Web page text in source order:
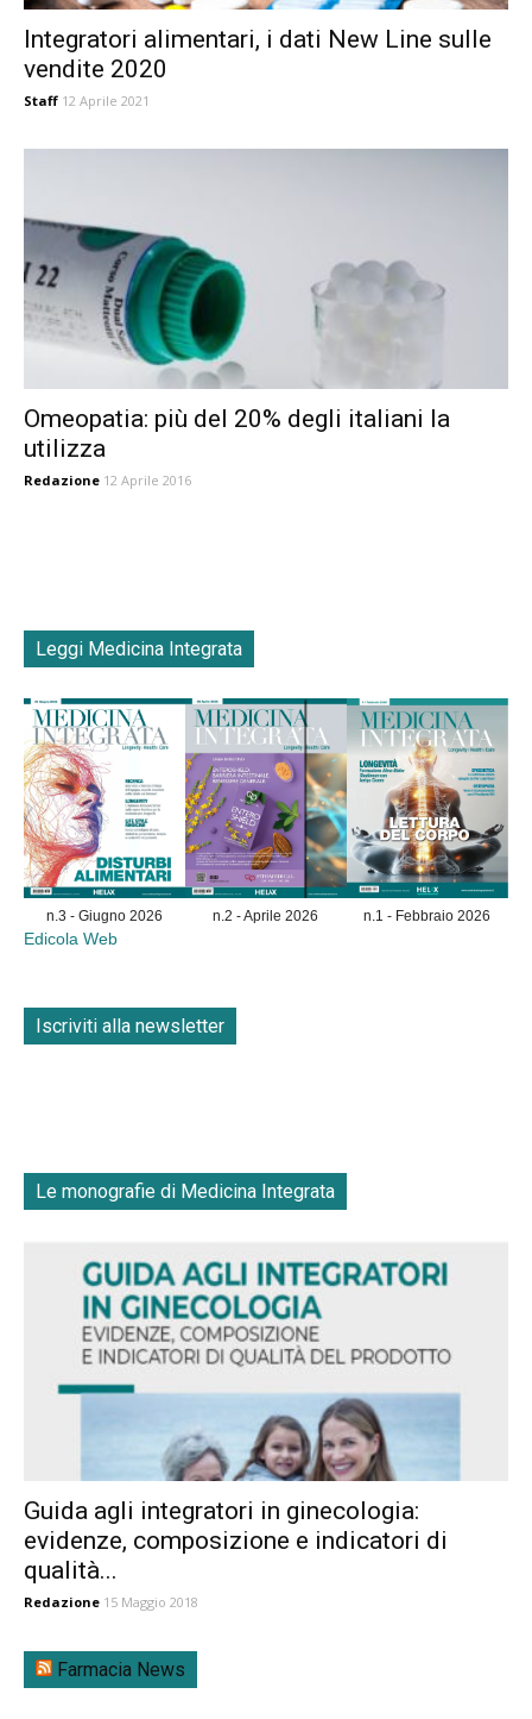
Integratori alimentari, i dati New Line sulle
vendite 2020
Staff 12 Aprile 2021
Omeopatia: più del 20% degli italiani la
utilizza
Redazione 12 Aprile 2016
Leggi Medicina Integrata
n.3 - Giugno 2026 n.2 - Aprile 2026 n.1 - Febbraio 2026
Edicola Web
Iscriviti alla newsletter
Le monografie di Medicina Integrata
Guida agli integratori in ginecologia:
evidenze, composizione e indicatori di
qualità...
Redazione 15 Maggio 2018
Farmacia News